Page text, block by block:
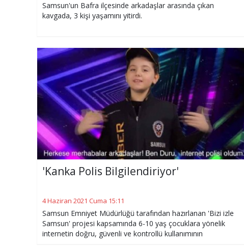
Samsun'un Bafra ilçesinde arkadaşlar arasında çıkan
kavgada, 3 kişi yaşamını yitirdi.
'Kanka Polis Bilgilendiriyor'
4 Haziran 2021 Cuma 15:11
Samsun Emniyet Müdürlüğü tarafından hazırlanan 'Bizi izle
Samsun' projesi kapsamında 6-10 yaş çocuklara yönelik
internetin doğru, güvenli ve kontrollü kullanımının